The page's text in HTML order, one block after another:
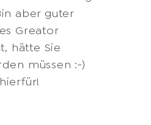
aber guter
Greator
hätte Sie
müssen :-)
allen Themen,
persönliche-
Zudem
in eure Art mit
werden, die
haben.
aus einem
völlig
mich. Danke für
) und neue